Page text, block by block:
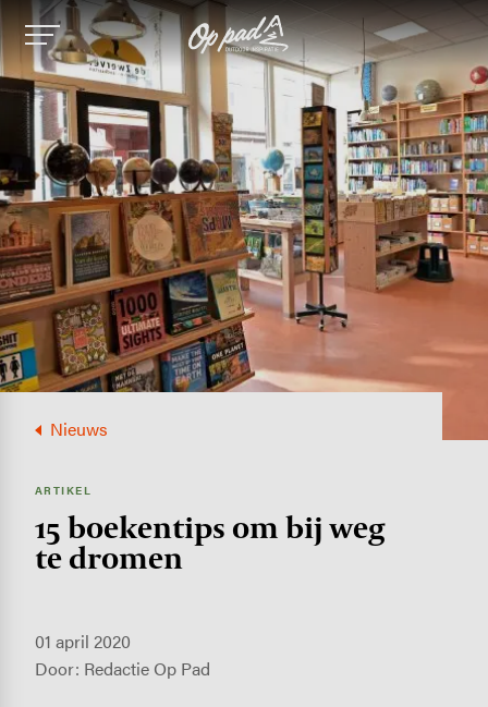
Image
Nieuws
ARTIKEL
15 boekentips om bij weg
te dromen
01 april 2020
Door: Redactie Op Pad